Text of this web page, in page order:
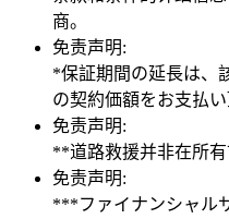
商。
免责声明:
*保証期間の延長は、
の契約価額をお支払い
免责声明:
**道路救援并非在所有
免责声明:
***ファイナンシャル